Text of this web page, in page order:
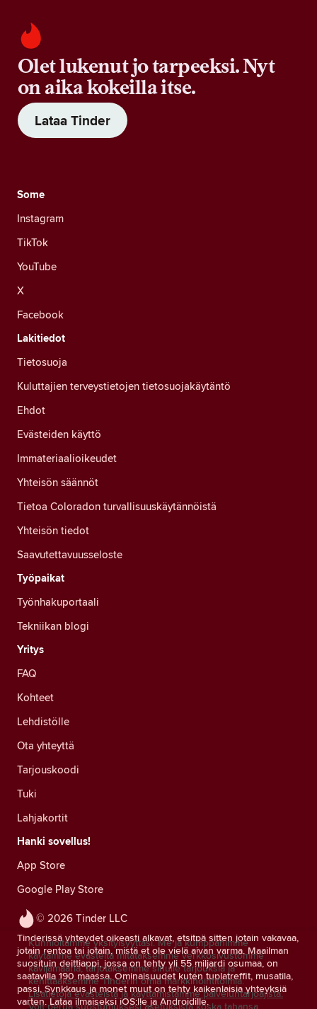
Olet lukenut jo tarpeeksi. Nyt
on aika kokeilla itse.
Lataa Tinder
© 2026 Tinder LLC
Tinderissä yhteydet oikeasti alkavat, etsitpä sitten jotain vakavaa,
jotain rentoa tai jotain, mistä et ole vielä aivan varma. Maailman
suosituin deittiappi, jossa on tehty yli 55 miljardi osumaa, on
saatavilla 190 maassa. Ominaisuudet kuten tuplatreffit, musatila,
passi, Synkkaus ja monet muut on tehty kaikenlaisia yhteyksiä
varten. Lataa ilmaiseksi iOS:lle ja Androidille.
Some
Instagram
TikTok
YouTube
X
Facebook
Lakitiedot
Tietosuoja
Kuluttajien terveystietojen tietosuojakäytäntö
Ehdot
Evästeiden käyttö
Immateriaalioikeudet
Yhteisön säännöt
Tietoa Coloradon turvallisuuskäytännöistä
Yhteisön tiedot
Saavutettavuusseloste
Työpaikat
Työnhakuportaali
Tekniikan blogi
Yritys
FAQ
Kohteet
Lehdistölle
Ota yhteyttä
Tarjouskoodi
Tuki
Lahjakortit
Hanki sovellus!
App Store
Google Play Store
Kunnioitamme yksityisyyttäsi. Me ja kumppanimme
käytämme evästeitä mitataksemme verkkosivustomme
kävijämääriä, tarjotaksemme sinulle tarjouksia ja
kehittääksemme Tinderin omia markkinointitoimia.
Lisätietoja evästeistä ja käyttämistämme palveluntarjoajista.
Voit perua suostumuksesi asetuksista koska tahansa.